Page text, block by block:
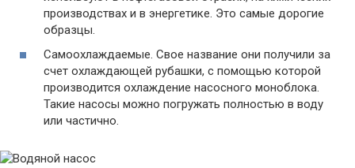
производствах и в энергетике. Это самые дорогие
образцы.
Самоохлаждаемые. Свое название они получили за
счет охлаждающей рубашки, с помощью которой
производится охлаждение насосного моноблока.
Такие насосы можно погружать полностью в воду
или частично.